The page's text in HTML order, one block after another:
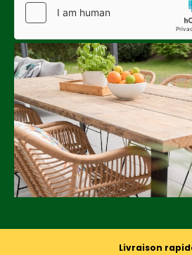
Livraison